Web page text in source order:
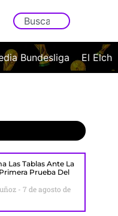
el fichaje de
Las Tablas Ante La
Prueba Del
7 de agosto de